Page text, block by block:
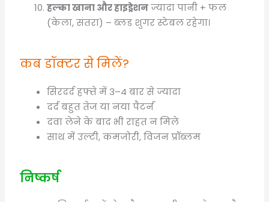
हल्का खाना और हाइड्रेशनज्यादा पानी + फल
(केला, संतरा) – ब्लड शुगर स्टेबल रहेगा।
कब डॉक्टर से मिलें?
सिरदर्द हफ्ते में 3–4 बार से ज्यादा
दर्द बहुत तेज या नया पैटर्न
दवा लेने के बाद भी राहत न मिले
साथ में उल्टी, कमजोरी, विजन प्रॉब्लम
निष्कर्ष